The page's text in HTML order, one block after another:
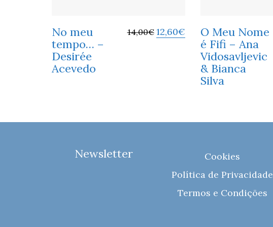
No meu
tempo… –
Desirée
Acevedo
14,00€ 12,60€
O Meu Nome
é Fifi – Ana
Vidosavljevic
& Bianca
Silva
Newsletter
Cookies
Política de Privacidade
Termos e Condições